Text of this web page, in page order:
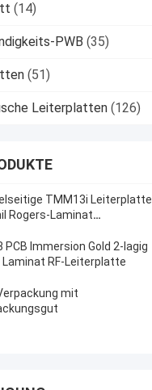
(14)
PWB (35)
(51)
Leiterplatten (126)
TMM13i Leiterplatte
Rogers-Laminat
PCB Immersion Gold 2-lagig
Laminat RF-Leiterplatte
mit